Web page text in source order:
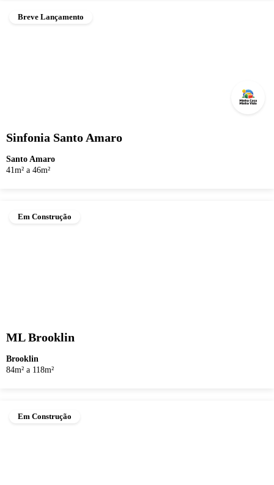
Breve Lançamento
Sinfonia Santo Amaro
Santo Amaro
41m² a 46m²
Em Construção
ML Brooklin
Brooklin
84m² a 118m²
Em Construção